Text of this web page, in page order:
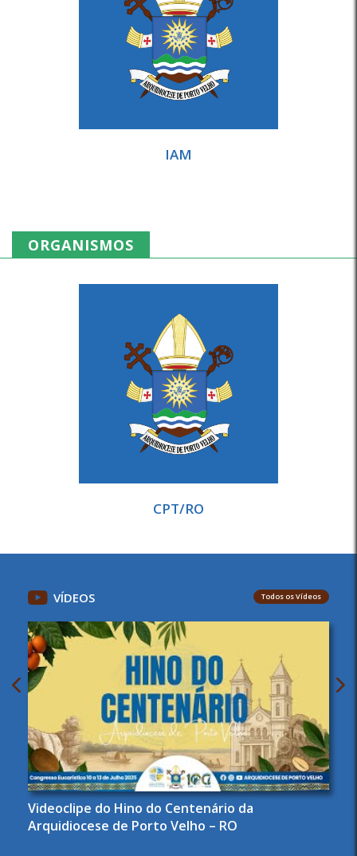
IAM
ORGANISMOS
CPT/RO
VÍDEOS Todos os Vídeos
Videoclipe do Hino do Centenário da
Arquidiocese de Porto Velho – RO